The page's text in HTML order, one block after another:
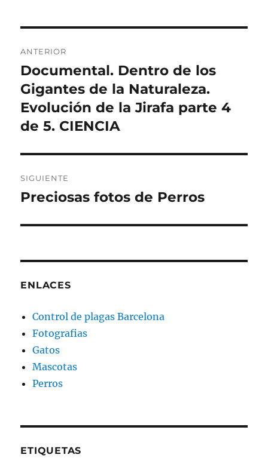
de
entradas
ANTERIOR
Entrada
anterior:
Documental. Dentro de los
Gigantes de la Naturaleza.
Evolución de la Jirafa parte 4
de 5. CIENCIA
SIGUIENTE
Entrada
Preciosas fotos de Perros
ENLACES
Control de plagas Barcelona
Fotografias
Gatos
Mascotas
Perros
ETIQUETAS